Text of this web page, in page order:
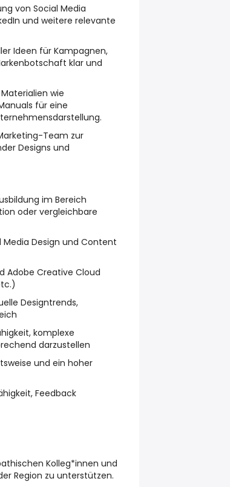
von Social Media
und weitere relevante
Ideen für Kampagnen,
klar und
wie
für eine
Team zur
Designs und
im Bereich
oder vergleichbare
Design und Content
Adobe Creative Cloud
Designtrends,
komplexe
darzustellen
und ein hoher
Feedback
Kolleg*innen und
Region zu unterstützen.